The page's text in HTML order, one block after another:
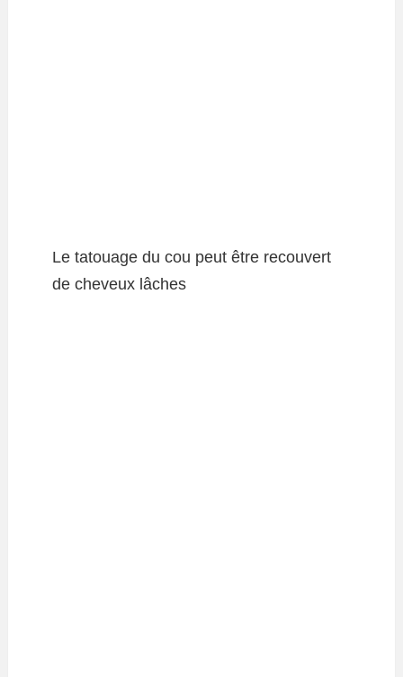
Le tatouage du cou peut être recouvert
de cheveux lâches